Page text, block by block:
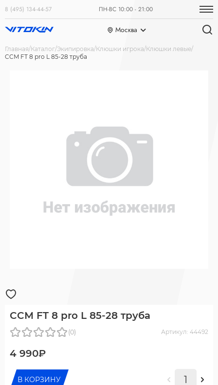
8 (495) 134-44-57 ПН-ВС 10:00 - 21:00
Москва
Главная Каталог Экипировка Клюшки игрока Клюшки левые
CCM FT 8 pro L 85-28 труба
CCM FT 8 pro L 85-28 труба
(0) Артикул: 44492
4 990₽
В КОРЗИНУ